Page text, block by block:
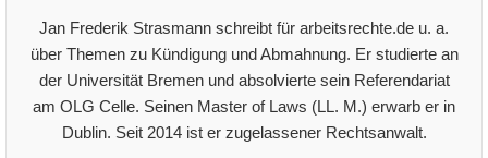
Jan Frederik Strasmann schreibt für arbeitsrechte.de u. a.
über Themen zu Kündigung und Abmahnung. Er studierte an
der Universität Bremen und absolvierte sein Referendariat
am OLG Celle. Seinen Master of Laws (LL. M.) erwarb er in
Dublin. Seit 2014 ist er zugelassener Rechtsanwalt.